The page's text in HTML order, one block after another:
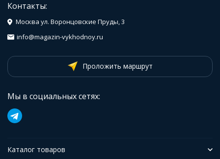
Контакты:
Москва ул. Воронцовские Пруды, 3
info@magazin-vykhodnoy.ru
Проложить маршрут
Мы в социальных сетях:
Каталог товаров